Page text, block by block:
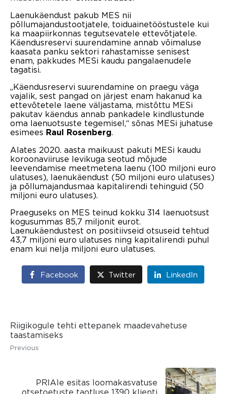
Laenukäendust pakub MES nii
põllumajandustootjatele, toiduainetööstustele kui
ka maapiirkonnas tegutsevatele ettevõtjatele.
Käendusreservi suurendamine annab võimaluse
kaasata panku sektori rahastamisse senisest
enam, pakkudes MESi kaudu pangalaenudele
tagatisi.
„Käendusreservi suurendamine on praegu väga
vajalik, sest pangad on järjest enam hakanud ka
ettevõtetele laene väljastama, mistõttu MESi
pakutav käendus annab pankadele kindlustunde
oma laenuotsuste tegemisel,“ sõnas MESi juhatuse
esimees Raul Rosenberg.
Alates 2020. aasta maikuust pakuti MESi kaudu
koroonaviiruse levikuga seotud mõjude
leevendamise meetmetena laenu (100 miljoni euro
ulatuses), laenukäendust (50 miljoni euro ulatuses)
ja põllumajandusmaa kapitalirendi tehinguid (50
miljoni euro ulatuses).
Praeguseks on MES teinud kokku 314 laenuotsust
kogusummas 85,7 miljonit eurot.
Laenukäendustest on positiivseid otsuseid tehtud
43,7 miljoni euro ulatuses ning kapitalirendi puhul
enam kui nelja miljoni euro ulatuses.
Facebook Twitter LinkedIn
Riigikogule tehti ettepanek maadevahetuse
taastamiseks
Previous
PRIAle esitas loomakasvatuse
otsetoetuste taotluse 1390 klienti